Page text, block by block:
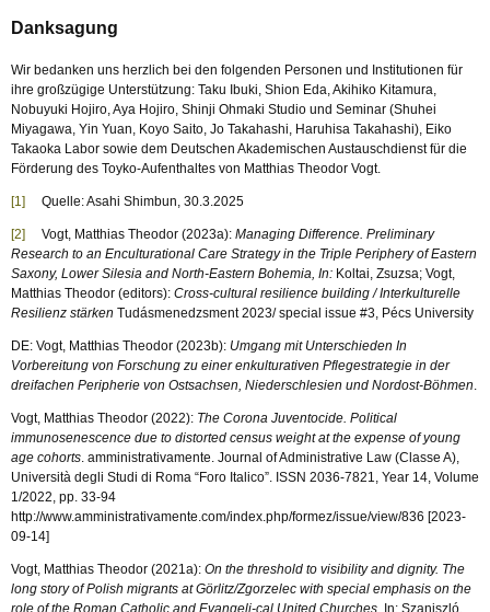
Danksagung
Wir bedanken uns herzlich bei den folgenden Personen und Institutionen für
ihre großzügige Unterstützung: Taku Ibuki, Shion Eda, Akihiko Kitamura,
Nobuyuki Hojiro, Aya Hojiro, Shinji Ohmaki Studio und Seminar (Shuhei
Miyagawa, Yin Yuan, Koyo Saito, Jo Takahashi, Haruhisa Takahashi), Eiko
Takaoka Labor sowie dem Deutschen Akademischen Austauschdienst für die
Förderung des Toyko-Aufenthaltes von Matthias Theodor Vogt.
[1] Quelle: Asahi Shimbun, 30.3.2025
[2] Vogt, Matthias Theodor (2023a): Managing Difference. Preliminary
Research to an Enculturational Care Strategy in the Triple Periphery of Eastern
Saxony, Lower Silesia and North-Eastern Bohemia, In: Koltai, Zsuzsa; Vogt,
Matthias Theodor (editors): Cross-cultural resilience building / Interkulturelle
Resilienz stärken Tudásmenedzsment 2023/ special issue #3, Pécs University
DE: Vogt, Matthias Theodor (2023b): Umgang mit Unterschieden In
Vorbereitung von Forschung zu einer enkulturativen Pflegestrategie in der
dreifachen Peripherie von Ostsachsen, Niederschlesien und Nordost-Böhmen
Vogt, Matthias Theodor (2022): The Corona Juventocide. Political
immunosenescence due to distorted census weight at the expense of young
age cohorts . amministrativamente. Journal of Administrative Law (Classe A),
Università degli Studi di Roma “Foro Italico”. ISSN 2036-7821, Year 14, Volume
1/2022, pp. 33-94
http://www.amministrativamente.com/index.php/formez/issue/view/836 [2023-
09-14]
Vogt, Matthias Theodor (2021a): On the threshold to visibility and dignity. The
long story of Polish migrants at Görlitz/Zgorzelec with special emphasis on the
role of the Roman Catholic and Evangeli-cal United Churches . In: Szaniszló,